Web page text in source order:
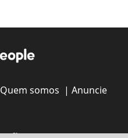
Quem somos | Anuncie